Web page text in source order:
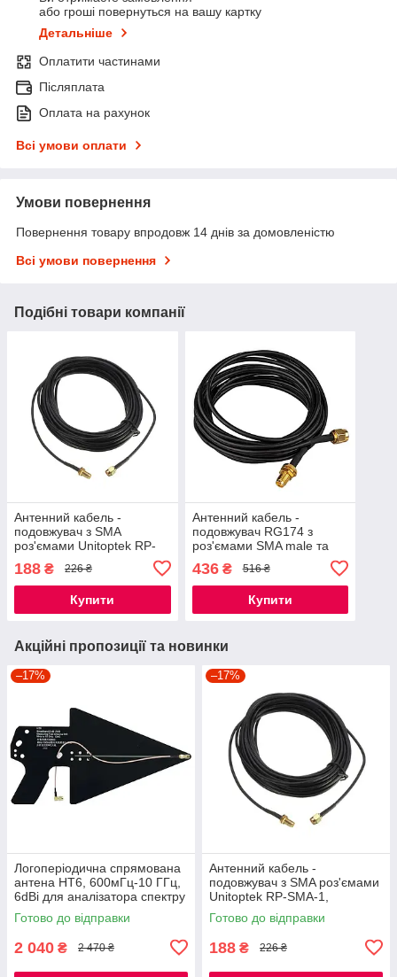
або гроші повернуться на вашу картку
Детальніше
Оплатити частинами
Післяплата
Оплата на рахунок
Всі умови оплати
Умови повернення
Повернення товару впродовж 14 днів за домовленістю
Всі умови повернення
Подібні товари компанії
Антенний кабель -
подовжувач з SMA
роз'ємами Unitoptek RP-
SMA-1, довжиною 1 метр
188 ₴ 226 ₴
Купити
Антенний кабель -
подовжувач RG174 з
роз'ємами SMA male та
SMA Female, довжиною 10
метрів
436₴ 516 ₴
Купити
Акційні пропозиції та новинки
–17%
Логоперіодична спрямована
антена HT6, 600мГц-10 ГГц,
6dBi для аналізатора спектру
SA6
Готово до відправки
2 040 ₴ 2 470 ₴
–17%
Антенний кабель -
подовжувач з SMA роз'ємами
Unitoptek RP-SMA-1,
довжиною 1 метр
Готово до відправки
188 ₴ 226 ₴